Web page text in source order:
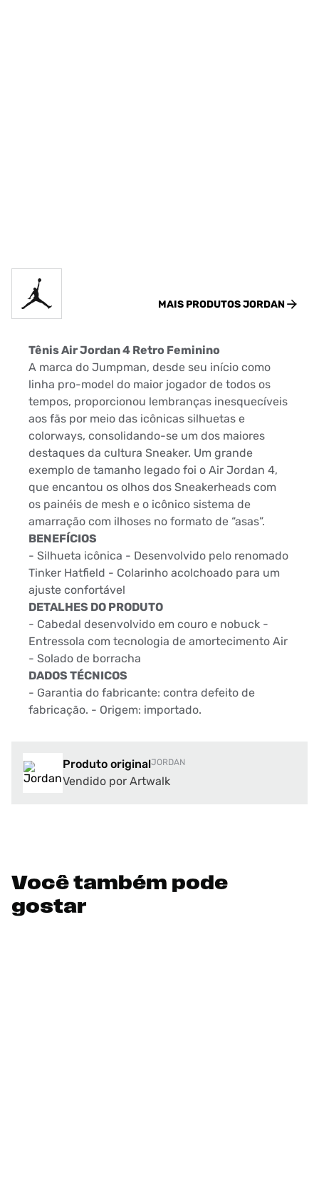
MAIS PRODUTOSJORDAN
Tênis Air Jordan 4 Retro Feminino
A marca do Jumpman, desde seu início como
linha pro-model do maior jogador de todos os
tempos, proporcionou lembranças inesquecíveis
aos fãs por meio das icônicas silhuetas e
colorways, consolidando-se um dos maiores
destaques da cultura Sneaker. Um grande
exemplo de tamanho legado foi o Air Jordan 4,
que encantou os olhos dos Sneakerheads com
os painéis de mesh e o icônico sistema de
amarração com ilhoses no formato de “asas”.
BENEFÍCIOS
- Silhueta icônica - Desenvolvido pelo renomado
Tinker Hatfield - Colarinho acolchoado para um
ajuste confortável
DETALHES DO PRODUTO
- Cabedal desenvolvido em couro e nobuck -
Entressola com tecnologia de amortecimento Air
- Solado de borracha
DADOS TÉCNICOS
- Garantia do fabricante: contra defeito de
fabricação. - Origem: importado.
Produto originalJORDAN
Vendido por Artwalk
Você também pode
gostar